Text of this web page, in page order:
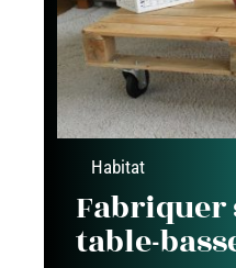
Habitat
Fabriquer
table-